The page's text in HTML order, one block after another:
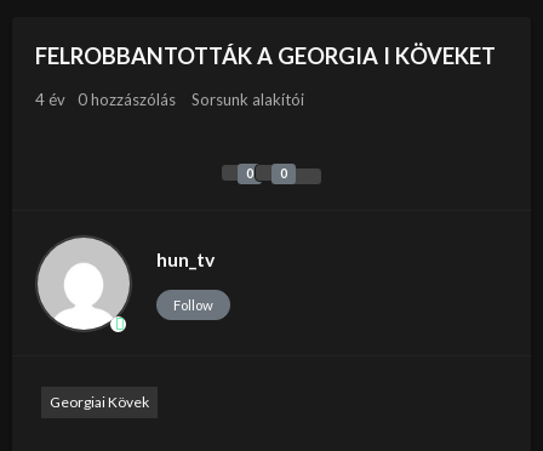
FELROBBANTOTTÁK A GEORGIA I KÖVEKET
4 év 0 hozzászólás Sorsunk alakítói
0 0
hun_tv
Follow
Georgiai Kövek